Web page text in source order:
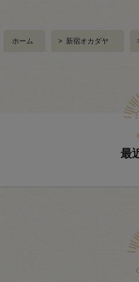
ホーム > 新宿オカダヤ
最